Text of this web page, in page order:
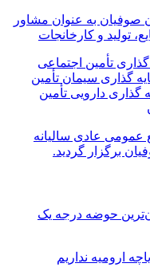
به عنوان مشاور
تولید و کارخانجات
تأمین اجتماعی
گذاری سیمان تأمین
دارویی تأمین
عادی سالیانه
برگزار گردید.
حوضه‌ درجه یک
ارومیه نداریم